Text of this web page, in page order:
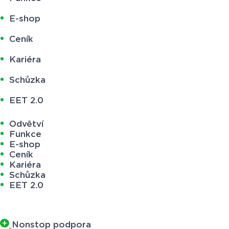
E-shop
Ceník
Kariéra
Schůzka
EET 2.0
Odvětví
Funkce
E-shop
Ceník
Kariéra
Schůzka
EET 2.0
Nonstop podpora